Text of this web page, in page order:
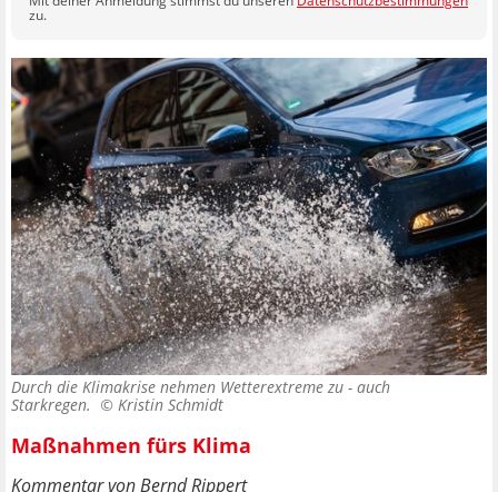
zu.
Durch die Klimakrise nehmen Wetterextreme zu - auch
Starkregen. © Kristin Schmidt
Maßnahmen fürs Klima
Kommentar von Bernd Rippert